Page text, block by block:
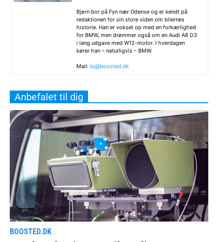
Bjørn bor på Fyn nær Odense og er kendt på
redaktionen for sin store viden om bilernes
historie. Han er vokset op med en forkærlighed
for BMW, men drømmer også om en Audi A8 D3
i lang udgave med W12-motor. I hverdagen
kører han – naturligvis – BMW.
Mail: bj@boosted.dk